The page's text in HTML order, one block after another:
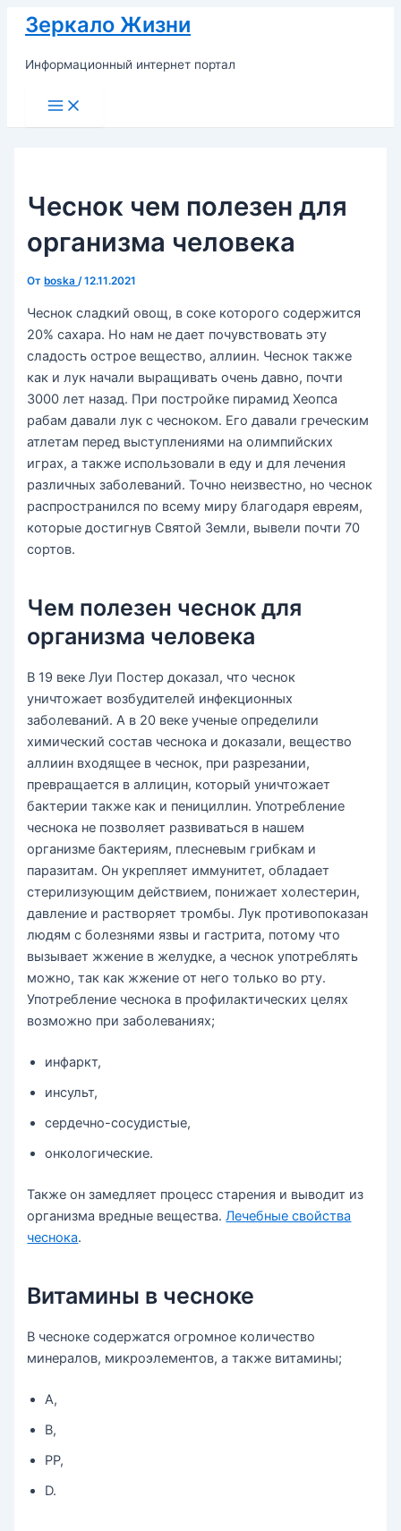
Перейти
содержимому
Зеркало Жизни
Информационный интернет портал
Main
Menu
Чеснок чем полезен для
организма человека
От boska/12.11.2021
Чеснок сладкий овощ, в соке которого содержится
20% сахара. Но нам не дает почувствовать эту
сладость острое вещество, аллиин. Чеснок также
как и лук начали выращивать очень давно, почти
3000 лет назад. При постройке пирамид Хеопса
рабам давали лук с чесноком. Его давали греческим
атлетам перед выступлениями на олимпийских
играх, а также использовали в еду и для лечения
различных заболеваний. Точно неизвестно, но чеснок
распространился по всему миру благодаря евреям,
которые достигнув Святой Земли, вывели почти 70
сортов.
Чем полезен чеснок для
организма человека
В 19 веке Луи Постер доказал, что чеснок
уничтожает возбудителей инфекционных
заболеваний. А в 20 веке ученые определили
химический состав чеснока и доказали, вещество
аллиин входящее в чеснок, при разрезании,
превращается в аллицин, который уничтожает
бактерии также как и пенициллин. Употребление
чеснока не позволяет развиваться в нашем
организме бактериям, плесневым грибкам и
паразитам. Он укрепляет иммунитет, обладает
стерилизующим действием, понижает холестерин,
давление и растворяет тромбы. Лук противопоказан
людям с болезнями язвы и гастрита, потому что
вызывает жжение в желудке, а чеснок употреблять
можно, так как жжение от него только во рту.
Употребление чеснока в профилактических целях
возможно при заболеваниях;
инфаркт,
инсульт,
сердечно-сосудистые,
онкологические.
Также он замедляет процесс старения и выводит из
организма вредные вещества.Лечебные свойства
чеснока.
Витамины в чесноке
В чесноке содержатся огромное количество
минералов, микроэлементов, а также витамины;
А,
В,
РР,
D.